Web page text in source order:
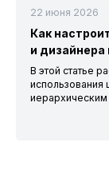
22 июня 2026
Как
и дизайнера
В этой статье
использования